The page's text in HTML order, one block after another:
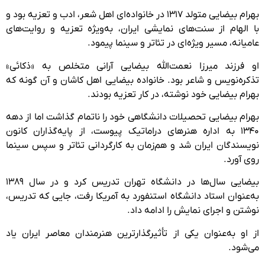
بهرام بیضایی متولد ۱۳۱۷ در خانواده‌ای اهل شعر، ادب و تعزیه بود و
با الهام از سنت‌های نمایشی ایران، به‌ویژه تعزیه و روایت‌های
عامیانه، مسیر ویژه‌ای در تئاتر و سینما پیمود.
او فرزند میرزا نعمت‌الله بیضایی آرانی متخلص به «ذکائی»
تذکره‌نویس و شاعر بود. خانواده بیضایی اهل کاشان و آن گونه که
بهرام بیضایی خود نوشته، در کار تعزیه بودند.
بهرام بیضایی تحصیلات دانشگاهی خود را ناتمام گذاشت اما از دهه
۱۳۴۰ به اداره هنرهای دراماتیک پیوست، از پایه‌گذاران کانون
نویسندگان ایران شد و هم‌زمان به کارگردانی تئاتر و سپس سینما
روی آورد.
بیضایی سال‌ها در دانشگاه تهران تدریس کرد و در سال ۱۳۸۹
به‌عنوان استاد دانشگاه استنفورد به آمریکا رفت، جایی که تدریس،
نوشتن و اجرای نمایش را ادامه داد.
از او به‌عنوان یکی از تأثیرگذارترین هنرمندان معاصر ایران یاد
می‌شود.